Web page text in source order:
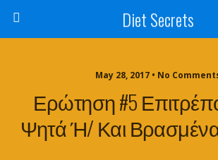
Diet Secrets
May 28, 2017 • No
Ερώτηση #5
Ψητά Ή/ Και